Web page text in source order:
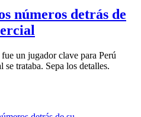
números detrás de
un jugador clave para Perú
trataba. Sepa los detalles.